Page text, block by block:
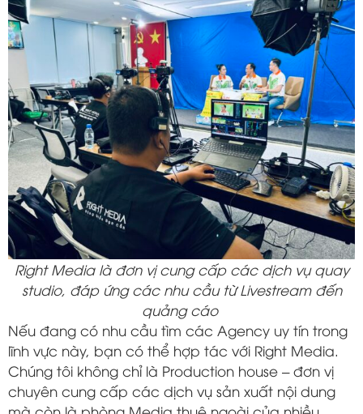
Right Media là đơn vị cung cấp các dịch vụ quay
studio, đáp ứng các nhu cầu từ Livestream đến
quảng cáo
Nếu đang có nhu cầu tìm các Agency uy tín trong
lĩnh vực này, bạn có thể hợp tác với Right Media.
Chúng tôi không chỉ là Production house – đơn vị
chuyên cung cấp các dịch vụ sản xuất nội dung